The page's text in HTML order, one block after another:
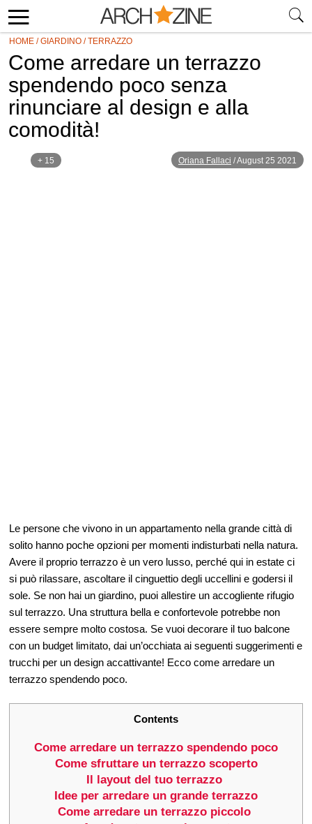
HOME /GIARDINO /TERRAZZO
Come arredare un terrazzo
spendendo poco senza
rinunciare al design e alla
comodità!
+ 15 Oriana Fallaci /August 25 2021
Le persone che vivono in un appartamento nella grande città di
solito hanno poche opzioni per momenti indisturbati nella natura.
Avere il proprio terrazzo è un vero lusso, perché qui in estate ci
si può rilassare, ascoltare il cinguettio degli uccellini e godersi il
sole. Se non hai un giardino, puoi allestire un accogliente rifugio
sul terrazzo. Una struttura bella e confortevole potrebbe non
essere sempre molto costosa. Se vuoi decorare il tuo balcone
con un budget limitato, dai un’occhiata ai seguenti suggerimenti e
trucchi per un design accattivante! Ecco come arredare un
terrazzo spendendo poco.
Contents
Come arredare un terrazzo spendendo poco
Come sfruttare un terrazzo scoperto
Il layout del tuo terrazzo
Idee per arredare un grande terrazzo
Come arredare un terrazzo piccolo